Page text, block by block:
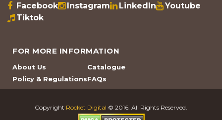
Facebook Instagram LinkedIn
Youtube
Tiktok
FOR MORE INFORMATION
About Us
Policy & Regulations
Catalogue
FAQs
Copyright Rocket Digital © 2016. All Rights Reserved.